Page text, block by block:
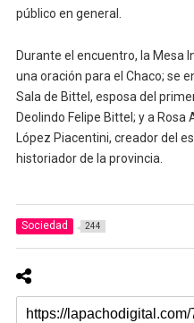
público en general.
Durante el encuentro, la Mesa
una oración para el Chaco; se
Sala de Bittel, esposa del
Deolindo Felipe Bittel; y a
López Piacentini, creador del
historiador de la provincia.
Sociedad 244